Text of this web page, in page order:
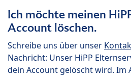
Ich möchte meinen
Account löschen.
Schreibe uns über unser
Nachricht: Unser HiPP
dein Account gelöscht wird. Im